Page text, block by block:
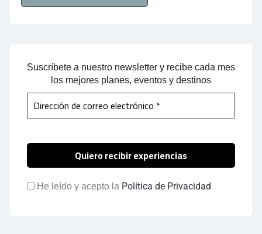
Suscríbete a nuestro newsletter y recibe cada mes
los mejores planes, eventos y destinos
He leído y acepto la Política de Privacidad